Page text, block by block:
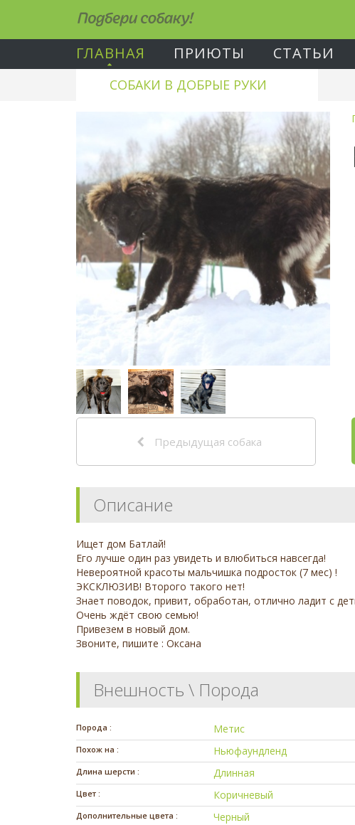
Подбери собаку!
ГЛАВНАЯ ПРИЮТЫ СТАТЬИ
СОБАКИ В ДОБРЫЕ РУКИ
Предыдущая собака
Описание
Ищет дом Батлай!
Его лучше один раз увидеть и влюбиться навсегда!
Невероятной красоты мальчишка подросток (7 мес) !
ЭКСКЛЮЗИВ! Второго такого нет!
Знает поводок, привит, обработан, отлично ладит с
Очень ждёт свою семью!
Привезем в новый дом.
Звоните, пишите : Оксана
Внешность \ Порода
Порода : Метис
Похож на : Ньюфаундленд
Длина шерсти : Длинная
Цвет : Коричневый
Дополнительные цвета : Черный